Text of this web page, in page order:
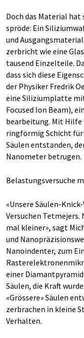
Doch das Material
spröde: Ein
und
zerbricht wie eine
tausend Einzelteile.
dass sich diese
der Physiker Fredrik
eine Siliziumplatte
Focused Ion Beam),
bearbeitung. Mit
ringförmig Schicht für
Säulen entstanden,
Nanometer betrugen.
Belastungsversuche
«Unsere Säulen-
Versuchen Tetmejers.
mal kleiner», sagt
und
Nanoindenter, zum
einer
Säulen, die Kraft
«Grössere» Säulen
zerbrachen in kleine
Verhalten.